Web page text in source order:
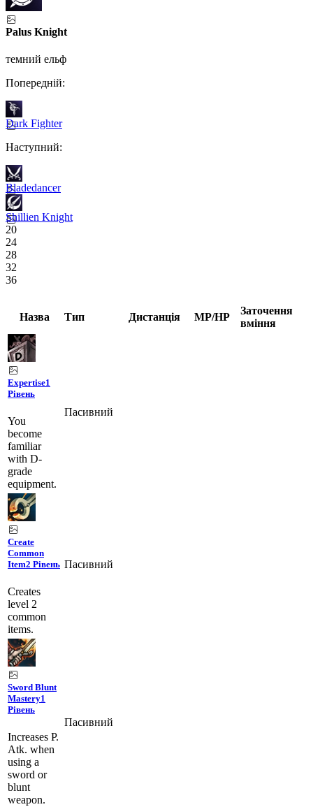
Palus Knight
темний ельф
Попередній:
Dark Fighter
Наступний:
Bladedancer
Shillien Knight
20
24
28
32
36
Назва Тип Дистанція MP/HP
Заточення
вміння
Expertise1
Рівень
You
become
familiar
with D-
grade
equipment.
Пасивний
Create
Common
Item2 Рівень
Creates
level 2
common
items.
Пасивний
Sword Blunt
Mastery1
Рівень
Increases P.
Atk. when
using a
sword or
blunt
weapon.
Пасивний